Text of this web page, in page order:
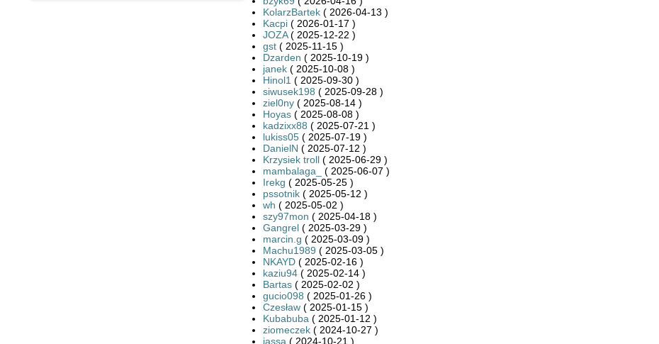
KolarzBartek( 2026-04-13 )
Kacpi( 2026-01-17 )
JOZA( 2025-12-22 )
gst( 2025-11-15 )
Dzarden ( 2025-10-19 )
janek( 2025-10-08 )
Hinol1 ( 2025-09-30 )
siwusek198 ( 2025-09-28 )
ziel0ny( 2025-08-14 )
Hoyas( 2025-08-08 )
kadzixx88 ( 2025-07-21 )
lukiss05( 2025-07-19 )
DanielN ( 2025-07-12 )
Krzysiek troll( 2025-06-29 )
mambalaga_
( 2025-06-07 )
Irekg ( 2025-05-25 )
pssotnik( 2025-05-12 )
wh ( 2025-05-02 )
szy97mon ( 2025-04-18 )
Gangrel( 2025-03-29 )
marcin.g ( 2025-03-09 )
Machu1989 ( 2025-03-05 )
NKAYD( 2025-02-16 )
kaziu94( 2025-02-14 )
Bartas( 2025-02-02 )
gucio098 ( 2025-01-26 )
Czesław( 2025-01-15 )
Kubabuba ( 2025-01-12 )
ziomeczek( 2024-10-27 )
jassa ( 2024-10-21 )